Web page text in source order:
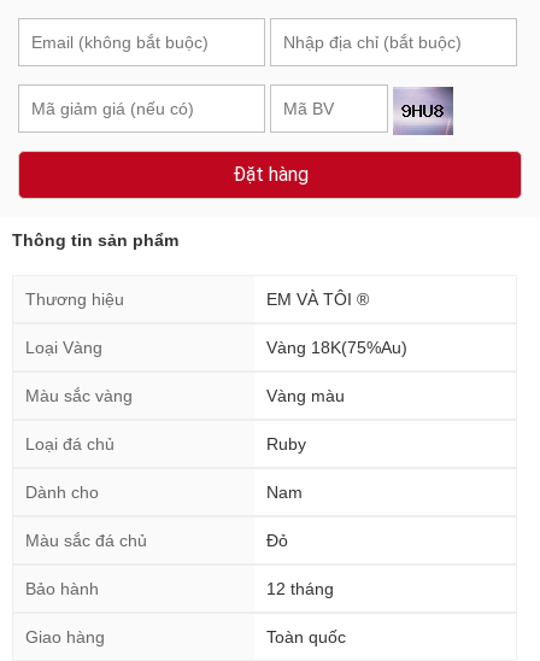
Đặt hàng
Thông tin sản phẩm
Thương hiệu EM VÀ TÔI ®
Loại Vàng Vàng 18K(75%Au)
Màu sắc vàng Vàng màu
Loại đá chủ Ruby
Dành cho Nam
Màu sắc đá chủ Đỏ
Bảo hành 12 tháng
Giao hàng Toàn quốc